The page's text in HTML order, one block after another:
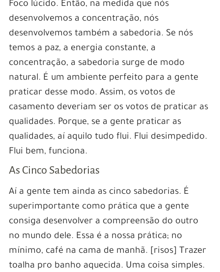
Foco lúcido. Então, na medida que nós
desenvolvemos a concentração, nós
desenvolvemos também a sabedoria. Se nós
temos a paz, a energia constante, a
concentração, a sabedoria surge de modo
natural. É um ambiente perfeito para a gente
praticar desse modo. Assim, os votos de
casamento deveriam ser os votos de praticar as
qualidades. Porque, se a gente praticar as
qualidades, aí aquilo tudo flui. Flui desimpedido.
Flui bem, funciona.
As Cinco Sabedorias
Aí a gente tem ainda as cinco sabedorias. É
superimportante como prática que a gente
consiga desenvolver a compreensão do outro
no mundo dele. Essa é a nossa prática; no
mínimo, café na cama de manhã. [risos] Trazer
toalha pro banho aquecida. Uma coisa simples.